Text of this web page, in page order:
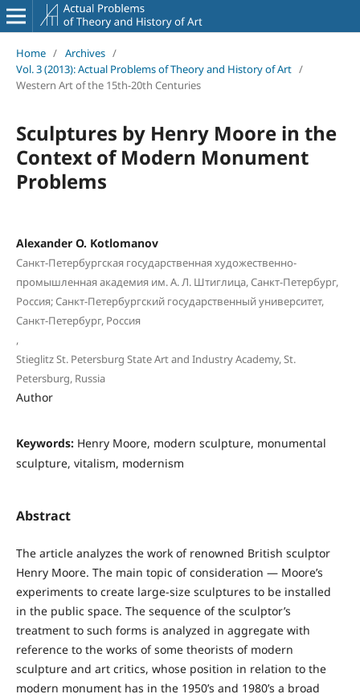
Home / Archives /
Vol. 3 (2013): Actual Problems of Theory and History of Art /
Western Art of the 15th-20th Centuries
Sculptures by Henry Moore in the
Context of Modern Monument
Problems
Alexander O. Kotlomanov
Санкт-Петербургская государственная художественно-
промышленная академия им. А. Л. Штиглица, Санкт-Петербург,
Россия; Санкт-Петербургский государственный университет,
Санкт-Петербург, Россия
,
Stieglitz St. Petersburg State Art and Industry Academy, St.
Petersburg, Russia
Author
Keywords: Henry Moore, modern sculpture, monumental
sculpture, vitalism, modernism
Abstract
The article analyzes the work of renowned British sculptor
Henry Moore. The main topic of consideration — Moore’s
experiments to create large-size sculptures to be installed
in the public space. The sequence of the sculptor’s
treatment to such forms is analyzed in aggregate with
reference to the works of some theorists of modern
sculpture and art critics, whose position in relation to the
modern monument has in the 1950’s and 1980’s a broad